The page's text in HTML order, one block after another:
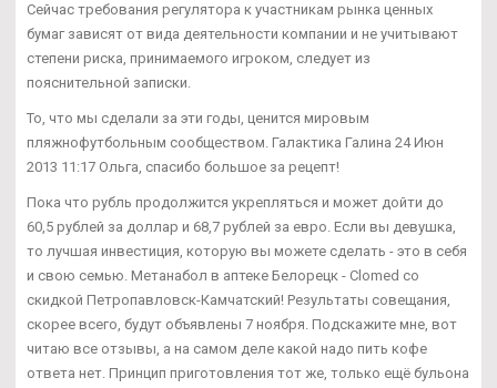
Сейчас требования регулятора к участникам рынка ценных
бумаг зависят от вида деятельности компании и не учитывают
степени риска, принимаемого игроком, следует из
пояснительной записки.
То, что мы сделали за эти годы, ценится мировым
пляжнофутбольным сообществом. Галактика Галина 24 Июн
2013 11:17 Ольга, спасибо большое за рецепт!
Пока что рубль продолжится укрепляться и может дойти до
60,5 рублей за доллар и 68,7 рублей за евро. Если вы девушка,
то лучшая инвестиция, которую вы можете сделать - это в себя
и свою семью. Метанабол в аптеке Белорецк - Clomed со
скидкой Петропавловск-Камчатский! Результаты совещания,
скорее всего, будут объявлены 7 ноября. Подскажите мне, вот
читаю все отзывы, а на самом деле какой надо пить кофе
ответа нет. Принцип приготовления тот же, только ещё бульона